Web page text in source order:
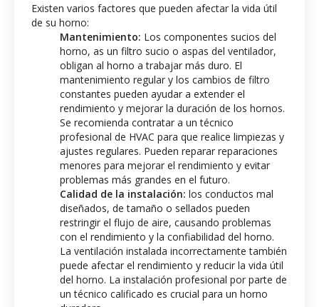
Existen varios factores que pueden afectar la vida útil
de su horno:
Mantenimiento: Los componentes sucios del
horno, as un filtro sucio o aspas del ventilador,
obligan al horno a trabajar más duro. El
mantenimiento regular y los cambios de filtro
constantes pueden ayudar a extender el
rendimiento y mejorar la duración de los hornos.
Se recomienda contratar a un técnico
profesional de HVAC para que realice limpiezas y
ajustes regulares. Pueden reparar reparaciones
menores para mejorar el rendimiento y evitar
problemas más grandes en el futuro.
Calidad de la instalación: los conductos mal
diseñados, de tamaño o sellados pueden
restringir el flujo de aire, causando problemas
con el rendimiento y la confiabilidad del horno.
La ventilación instalada incorrectamente también
puede afectar el rendimiento y reducir la vida útil
del horno. La instalación profesional por parte de
un técnico calificado es crucial para un horno